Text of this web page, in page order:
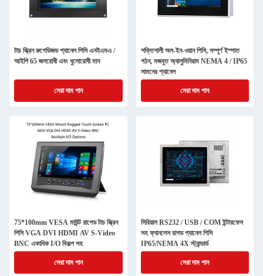
টাচ স্ক্রিন রুগেডিজড প্যানেল পিসি এনইএমএ /
আইপি 65 জলরোধী এবং ধুলোরোধী মান
সেরা দাম পান
শক্তিশালী অল-ইন-ওয়ান পিসি, সম্পূর্ণ ইস্পাত
গঠন, মজবুত অ্যালুমিনিয়াম NEMA 4 / IP65
সামনের প্যানেল
সেরা দাম পান
75*100mm VESA মাউন্ট রাগেড টাচ স্ক্রিন
পিসি VGA DVI HDMI AV S-Video
BNC একাধিক I/O বিকল্প সহ
সেরা দাম পান
সিরিয়াল RS232 / USB / COM ইন্টারফেস
সহ ফ্যানলেস রাগড প্যানেল পিসি
IP65/NEMA 4X স্ট্যান্ডার্ড
সেরা দাম পান